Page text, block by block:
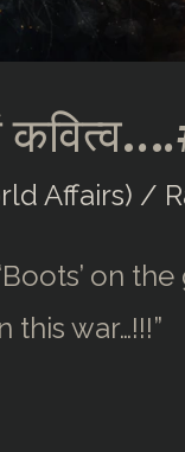
Affairs) /
on
this war…!!!”